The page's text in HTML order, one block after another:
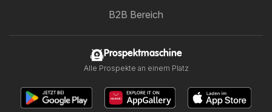
B2B Bereich
Prospektmaschine
Alle Prospekte an einem Platz